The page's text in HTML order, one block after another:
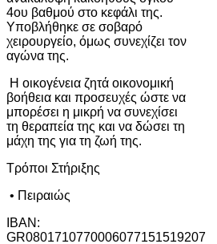
4ου βαθμού στο κεφάλι της.
Υποβλήθηκε σε σοβαρό
χειρουργείο, όμως συνεχίζει τον
αγώνα της.
Η οικογένεια ζητά οικονομική
βοήθεια και προσευχές ώστε να
μπορέσει η μικρή να συνεχίσει
τη θεραπεία της και να δώσει τη
μάχη της για τη ζωή της.
Τρόποι Στήριξης
• Πειραιώς
IBAN:
GR0801710770006077151519207